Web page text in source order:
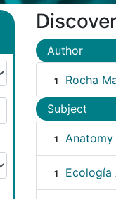
Author
1 Rocha
Subject
1 Anatomy
1 Ecología